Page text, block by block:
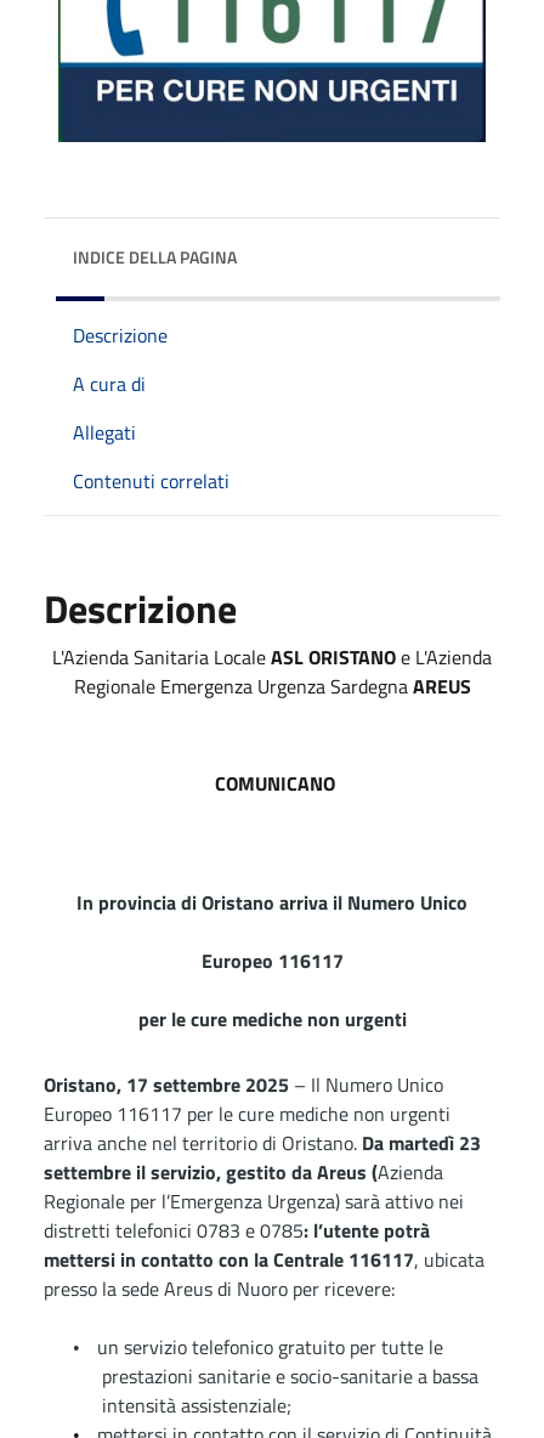
INDICE DELLA PAGINA
Descrizione
A cura di
Allegati
Contenuti correlati
Descrizione
L'Azienda Sanitaria LocaleASL ORISTANOe L'Azienda
Regionale Emergenza Urgenza SardegnaAREUS
COMUNICANO
In provincia di Oristano arriva il Numero Unico
Europeo 116117
per le cure mediche non urgenti
Oristano, 17 settembre 2025 – Il Numero Unico
Europeo 116117 per le cure mediche non urgenti
arriva anche nel territorio di Oristano. Da martedì 23
settembre il servizio,gestito da Areus (Azienda
Regionale per l’Emergenza Urgenza)sarà attivo nei
distretti telefonici 0783 e 0785: l’utente potrà
mettersi in contatto con la Centrale 116117, ubicata
presso la sede Areus di Nuoro per ricevere:
•
un servizio telefonico gratuito per tutte le
prestazioni sanitarie e socio-sanitarie a bassa
intensità assistenziale;